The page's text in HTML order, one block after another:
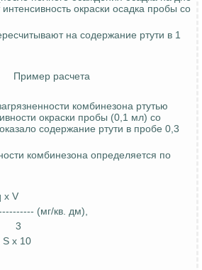
окраски осадка пробы со
на содержание ртути в 1
Пример расчета
комбинезона ртутью
окраски пробы (0,1 мл) со
содержание ртути в пробе 0,3
комбинезона определяется по
x V
(мг/кв. дм),
3
S x 10